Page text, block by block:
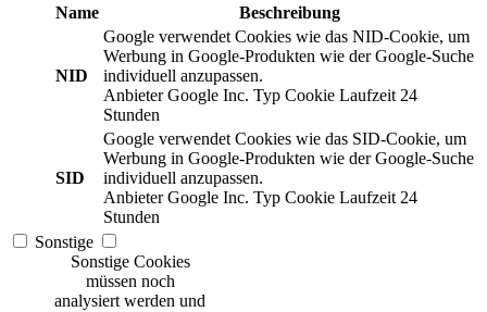
Name
Beschreibung
NID
Google verwendet Cookies wie das NID-Cookie, um
Werbung in Google-Produkten wie der Google-Suche
individuell anzupassen.
Anbieter Google Inc. Typ Cookie Laufzeit 24
Stunden
SID
Google verwendet Cookies wie das SID-Cookie, um
Werbung in Google-Produkten wie der Google-Suche
individuell anzupassen.
Anbieter Google Inc. Typ Cookie Laufzeit 24
Stunden
Sonstige
Sonstige Cookies
müssen noch
analysiert werden und